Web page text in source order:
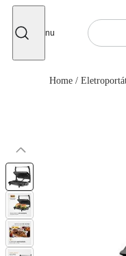
Menu
Home /